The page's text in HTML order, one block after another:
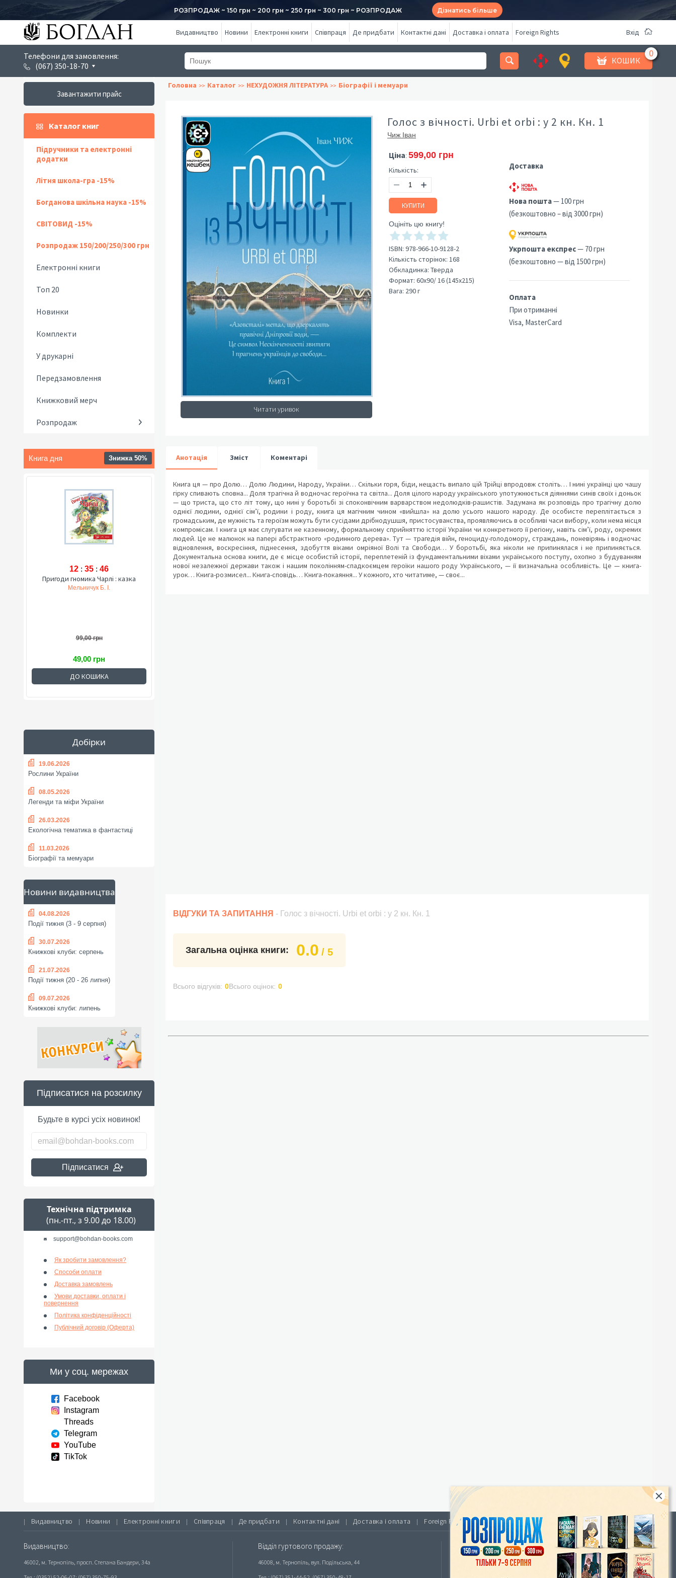
РОЗПРОДАЖ ~ 150 грн ~ 200 грн ~ 250 грн ~ 300 грн ~ РОЗПРОДАЖ Дізнатись більше
Видавництво Новини Електронні книги Співпраця Де придбати Контактні дані Доставка і оплата Foreign Rights Вхід
Телефони для замовлення:
(067) 350-18-70
КОШИК
Завантажити прайс
Каталог книг
Підручники та електронні
додатки
Літня школа-гра -15%
Богданова шкільна наука -15%
СВІТОВИД -15%
Розпродаж 150/200/250/300 грн
Електронні книги
Топ 20
Новинки
Комплекти
У друкарні
Передзамовлення
Книжковий мерч
Розпродаж
Книга дня Знижка 50%
12 : 35 : 45
Пригоди гномика Чарлі : казка
Мельничук Б. І.
99,00 грн
49,00 грн
ДО КОШИКА
Добірки
19.06.2026
Рослини України
08.05.2026
Легенди та міфи України
26.03.2026
Екологічна тематика в фантастиці
11.03.2026
Біографії та мемуари
Новини видавництва
04.08.2026
Події тижня (3 - 9 серпня)
30.07.2026
Книжкові клуби: серпень
21.07.2026
Події тижня (20 - 26 липня)
09.07.2026
Книжкові клуби: липень
Підписатися на розсилку
Будьте в курсі усіх новинок!
Підписатися
Технічна підтримка
(пн.-пт., з 9.00 до 18.00)
support@bohdan-books.com
Як зробити замовлення?
Способи оплати
Доставка замовлень
Умови доставки, оплати і
повернення
Політика конфіденційності
Публічний договір (Оферта)
Ми у соц. мережах
Facebook
Instagram
Threads
Telegram
YouTube
TikTok
Головна Каталог НЕХУДОЖНЯ ЛІТЕРАТУРА Біографії і мемуари
Читати уривок
Голос з вічності. Urbi et orbi : у 2 кн. Кн. 1
Чиж Іван
Ціна: 599,00 грн
Кількість:
КУПИТИ
Оцініть цю книгу!
ISBN: 978-966-10-9128-2
Кількість сторінок: 168
Обкладинка: Тверда
Формат: 60х90/ 16 (145х215)
Вага: 290 г
Доставка
Нова пошта— 100 грн
(безкоштовно – від 3000 грн)
Укрпошта експрес— 70 грн
(безкоштовно — від 1500 грн)
Оплата
При отриманні
Visa, MasterCard
Анотація Зміст Коментарі
Книга ця — про Долю… Долю Людини, Народу, України… Скільки горя, біди, нещасть випало цій Трійці впродовж століть… І нині українці цю чашу
гірку спивають сповна... Доля трагічна й водночас героїчна та світла... Доля цілого народу українського употужнюється діяннями синів своїх і доньок
— що триста, що сто літ тому, що нині у боротьбі зі споконвічним варварством недолюдків-рашистів. Задумана як розповідь про трагічну долю
однієї людини, однієї сім’ї, родини і роду, книга ця магічним чином «вийшла» на долю усього нашого народу. Де особисте переплітається з
громадським, де мужність та героїзм можуть бути сусідами дрібнодушшя, пристосуванства, проявляючись в особливі часи вибору, коли нема місця
компромісам. І книга ця має слугувати не казенному, формальному сприйняттю історії України чи конкретного її регіону, навіть сім’ї, роду, окремих
людей. Це не малюнок на папері абстрактного «родинного дерева». Тут — трагедія війн, геноциду-голодомору, страждань, поневірянь і водночас
відновлення, воскресіння, піднесення, здобуття віками омріяної Волі та Свободи… У боротьбі, яка ніколи не припинялася і не припиняється.
Документальна основа книги, де є місце особистій історії, переплетеній із фундаментальними віхами українського поступу, охопно з будуванням
нової незалежної держави також і нашим поколінням-спадкоємцем героїки нашого роду Українського, — її визначальна особливість. Це — книга-
урок… Книга-розмисел... Книга-сповідь… Книга-покаяння... У кожного, хто читатиме, — своє...
ВІДГУКИ ТА ЗАПИТАННЯ - Голос з вічності. Urbi et orbi : у 2 кн. Кн. 1
Загальна оцінка книги: 0.0 / 5
Всього відгуків: 0Всього оцінок: 0
| Видавництво | Новини | Електронні книги | Співпраця | Де придбати | Контактні дані | Доставка і оплата | Foreign Rights |
Видавництво:
46002, м. Тернопіль, просп. Степана Бандери, 34а
Відділ гуртового продажу:
46008, м. Тернопіль, вул. Подільська, 44
Інтернет-магазин «Видавництво Богдан»:
46018, м. Тернопіль, А/С 529